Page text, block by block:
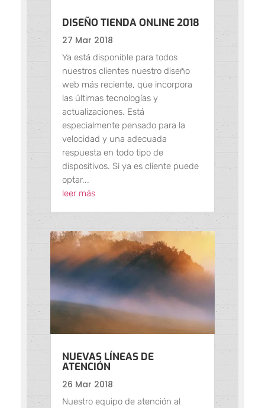
DISEÑO TIENDA ONLINE 2018
27 Mar 2018
Ya está disponible para todos
nuestros clientes nuestro diseño
web más reciente, que incorpora
las últimas tecnologías y
actualizaciones. Está
especialmente pensado para la
velocidad y una adecuada
respuesta en todo tipo de
dispositivos. Si ya es cliente puede
optar...
leer más
NUEVAS LÍNEAS DE
ATENCIÓN
26 Mar 2018
Nuestro equipo de atención al